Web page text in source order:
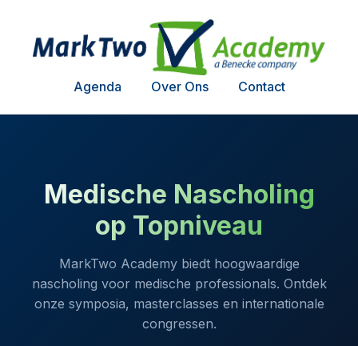
Agenda Over Ons Contact
Medische Nascholing
op Topniveau
MarkTwo Academy biedt hoogwaardige
nascholing voor medische professionals. Ontdek
onze symposia, masterclasses en internationale
congressen.